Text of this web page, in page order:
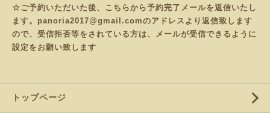
☆ご予約いただいた後、こちらから予約完了メールを返信いたし
ます。panoria2017@gmail.comのアドレスより返信致します
ので、受信拒否等をされている方は、メールが受信できるように
設定をお願い致します
トップページ